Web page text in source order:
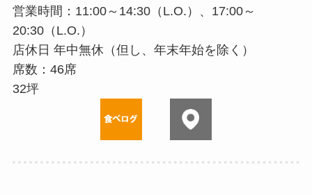
営業時間：11:00～14:30（L.O.）、17:00～
20:30（L.O.）
店休⽇ 年中無休（但し、年末年始を除く）
席数：46席
32坪